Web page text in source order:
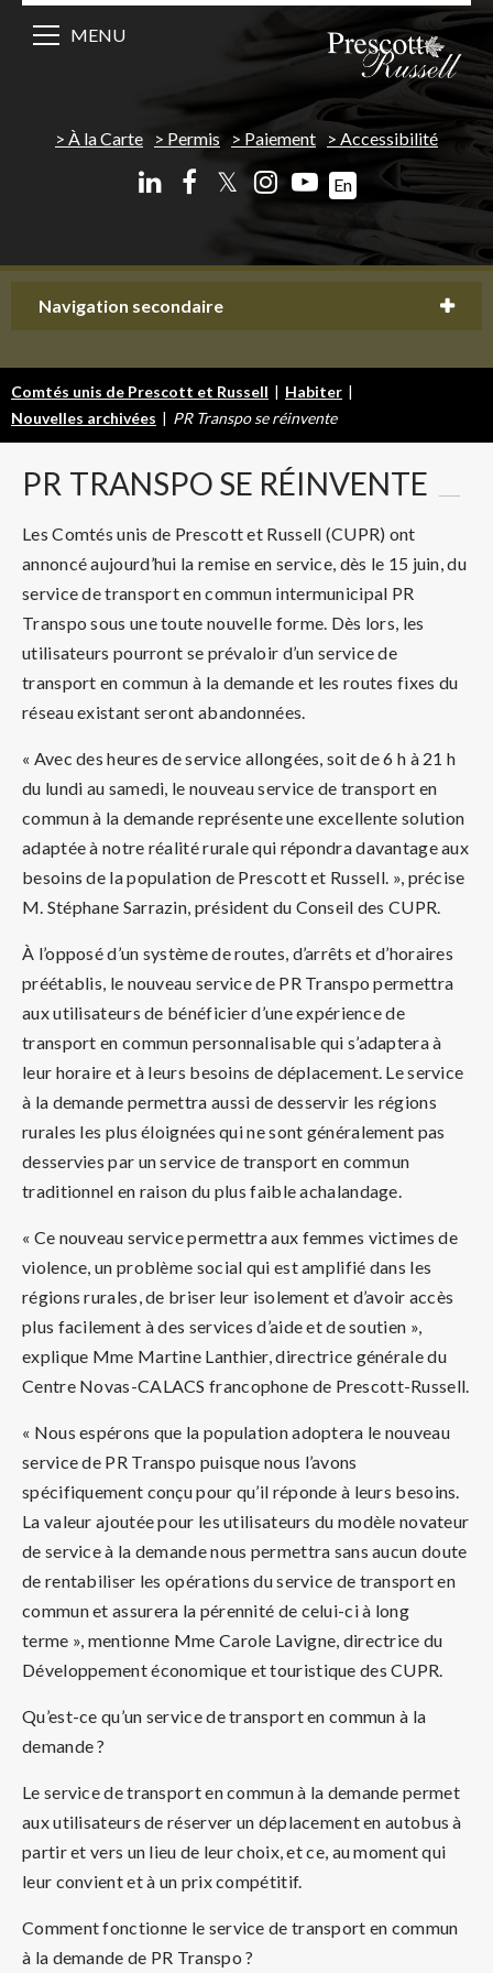
À la Carte Permis Paiement Accessibilité
𝕏 En
MENU
Navigation secondaire
Comtés unis de Prescott et Russell | Habiter |
Nouvelles archivées | PR Transpo se réinvente
PR TRANSPO SE RÉINVENTE
Les Comtés unis de Prescott et Russell (CUPR) ont
annoncé aujourd’hui la remise en service, dès le 15 juin, du
service de transport en commun intermunicipal PR
Transpo sous une toute nouvelle forme. Dès lors, les
utilisateurs pourront se prévaloir d’un service de
transport en commun à la demande et les routes fixes du
réseau existant seront abandonnées.
« Avec des heures de service allongées, soit de 6 h à 21 h
du lundi au samedi, le nouveau service de transport en
commun à la demande représente une excellente solution
adaptée à notre réalité rurale qui répondra davantage aux
besoins de la population de Prescott et Russell. », précise
M. Stéphane Sarrazin, président du Conseil des CUPR.
À l’opposé d’un système de routes, d’arrêts et d’horaires
préétablis, le nouveau service de PR Transpo permettra
aux utilisateurs de bénéficier d’une expérience de
transport en commun personnalisable qui s’adaptera à
leur horaire et à leurs besoins de déplacement. Le service
à la demande permettra aussi de desservir les régions
rurales les plus éloignées qui ne sont généralement pas
desservies par un service de transport en commun
traditionnel en raison du plus faible achalandage.
« Ce nouveau service permettra aux femmes victimes de
violence, un problème social qui est amplifié dans les
régions rurales, de briser leur isolement et d’avoir accès
plus facilement à des services d’aide et de soutien »,
explique Mme Martine Lanthier, directrice générale du
Centre Novas-CALACS francophone de Prescott-Russell.
« Nous espérons que la population adoptera le nouveau
service de PR Transpo puisque nous l’avons
spécifiquement conçu pour qu’il réponde à leurs besoins.
La valeur ajoutée pour les utilisateurs du modèle novateur
de service à la demande nous permettra sans aucun doute
de rentabiliser les opérations du service de transport en
commun et assurera la pérennité de celui-ci à long
terme », mentionne Mme Carole Lavigne, directrice du
Développement économique et touristique des CUPR.
Qu’est-ce qu’un service de transport en commun à la
demande ?
Le service de transport en commun à la demande permet
aux utilisateurs de réserver un déplacement en autobus à
partir et vers un lieu de leur choix, et ce, au moment qui
leur convient et à un prix compétitif.
Comment fonctionne le service de transport en commun
à la demande de PR Transpo ?